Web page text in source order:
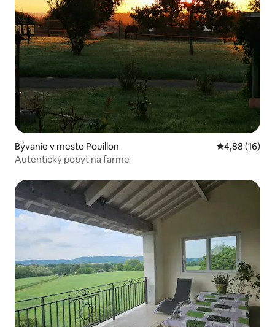
Bývanie v meste Pouillon Priemerné
4,88 (16)
Autentický pobyt na farme